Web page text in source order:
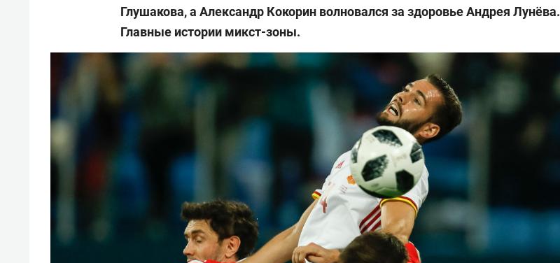
Глушакова, а Александр Кокорин волновался за здоровье Андрея Лунёва.
Главные истории микст-зоны.